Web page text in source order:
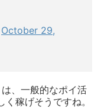
October 29,
、一般的なポイ活
稼げそうですね。